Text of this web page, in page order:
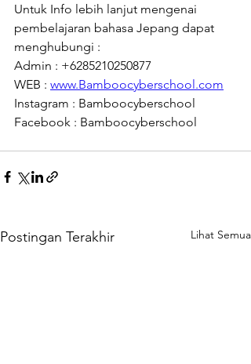
Untuk Info lebih lanjut mengenai
pembelajaran bahasa Jepang dapat
menghubungi :
Admin : +6285210250877
WEB : www.Bamboocyberschool.com
Instagram : Bamboocyberschool
Facebook : Bamboocyberschool
Postingan Terakhir Lihat Semua